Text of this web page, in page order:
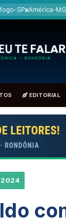
BRA
EDITORIAL
2024